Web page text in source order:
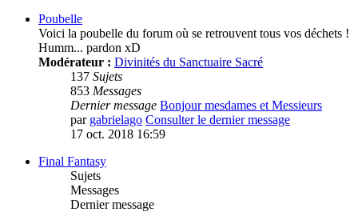
Poubelle
Voici la poubelle du forum où se retrouvent tous vos déchets !
Humm... pardon xD
Modérateur : Divinités du Sanctuaire Sacré
137 Sujets
853 Messages
Dernier message Bonjour mesdames et Messieurs
par gabrielago Consulter le dernier message
17 oct. 2018 16:59
Final Fantasy
Sujets
Messages
Dernier message